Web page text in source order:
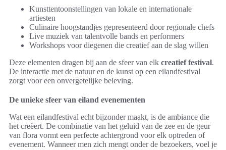
Kunsttentoonstellingen van lokale en internationale
artiesten
Culinaire hoogstandjes gepresenteerd door regionale chefs
Live muziek van talentvolle bands en performers
Workshops voor diegenen die creatief aan de slag willen
Deze elementen dragen bij aan de sfeer van elk creatief festival.
De interactie met de natuur en de kunst op een eilandfestival
zorgt voor een onvergetelijke beleving.
De unieke sfeer van eiland evenementen
Wat een eilandfestival echt bijzonder maakt, is de ambiance die
het creëert. De combinatie van het geluid van de zee en de geur
van flora vormt een perfecte achtergrond voor elk optreden of
evenement. Wanneer men zich mengt onder de bezoekers, voel je